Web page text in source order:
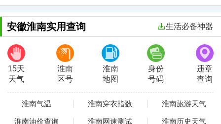
安徽淮南实用查询 生活必备神器
15天
天气
淮南
区号
淮南
地图
身份
号码
违章
查询
淮南气温 淮南穿衣指数 淮南旅游天气
淮南油价查询 淮南网速测试 淮南历史天气